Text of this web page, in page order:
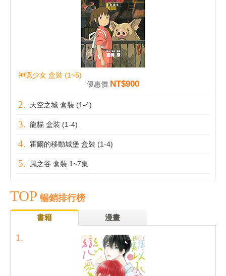
神隱少女 盒裝 (1~5)
優惠價 NT$900
天空之城 盒裝 (1-4)
龍貓 盒裝 (1-4)
霍爾的移動城堡 盒裝 (1-4)
風之谷 盒裝 1~7集
TOP 暢銷排行榜
書籍 漫畫